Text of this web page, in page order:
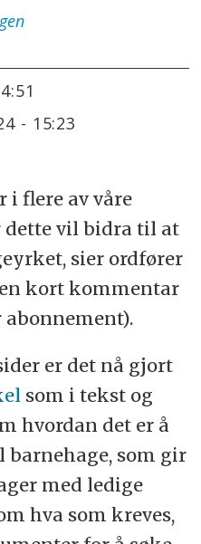
- 15:23
i flere av våre
dette vil bidra til at
sier ordfører
kort kommentar
abonnement).
er det nå gjort
som i tekst og
hvordan det er å
som gir
med ledige
hva som kreves,